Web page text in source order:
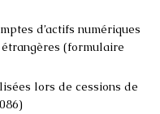
d’actifs numériques
(formulaire
lors de cessions de